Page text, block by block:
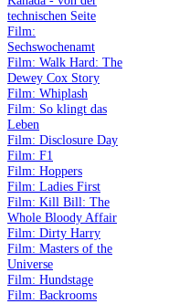
technischen Seite
Film:
Sechswochenamt
Film: Walk Hard: The
Dewey Cox Story
Film: Whiplash
Film: So klingt das
Leben
Film: Disclosure Day
Film: F1
Film: Hoppers
Film: Ladies First
Film: Kill Bill: The
Whole Bloody Affair
Film: Dirty Harry
Film: Masters of the
Universe
Film: Hundstage
Film: Backrooms